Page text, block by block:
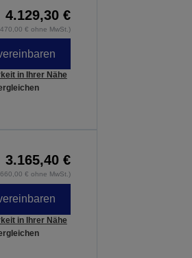
4.129,30 €
€ ohne MwSt.)
in Ihrer Nähe
3.165,40 €
€ ohne MwSt.)
in Ihrer Nähe